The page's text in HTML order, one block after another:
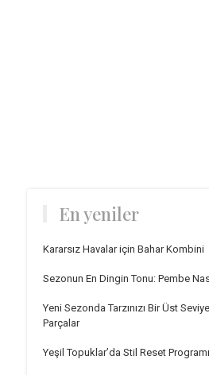
En yeniler
Kararsız Havalar için Bahar Kombini
Sezonun En Dingin Tonu: Pembe
Yeni Sezonda Tarzınızı Bir Üst
Parçalar
Yeşil Topuklar’da Stil Reset